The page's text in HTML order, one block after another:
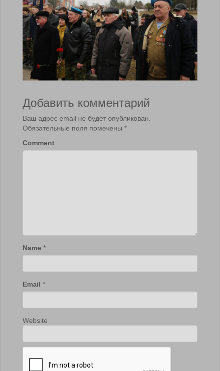
Добавить комментарий
Ваш адрес email не будет опубликован.
Обязательные поля помечены *
Comment
Name *
Email *
Website